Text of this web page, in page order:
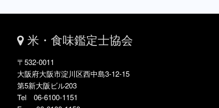
米・食味鑑定士協会
〒532-0011
大阪府大阪市淀川区西中島3-12-15
第5新大阪ビル203
Tel 06-6100-1151